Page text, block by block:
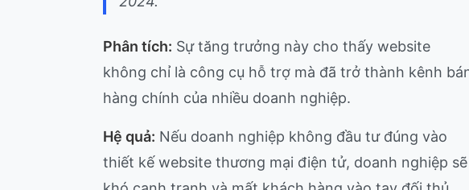
Phân tích: Sự tăng trưởng này cho thấy website
không chỉ là công cụ hỗ trợ mà đã trở thành kênh
hàng chính của nhiều doanh nghiệp.
Hệ quả: Nếu doanh nghiệp không đầu tư đúng vào
thiết kế website thương mại điện tử, doanh nghiệp sẽ